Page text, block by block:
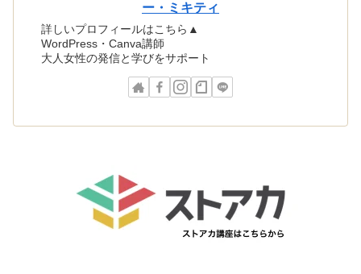
ー・ミキティ
詳しいプロフィールはこちら▲
WordPress・Canva講師
大人女性の発信と学びをサポート